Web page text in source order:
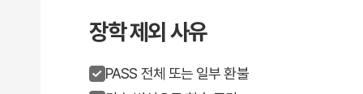
장학 제외 사유
PASS 전체 또는 일부 환불